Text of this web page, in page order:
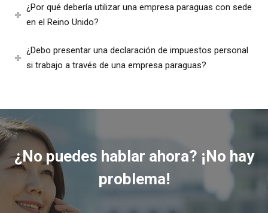
¿Por qué debería utilizar una empresa paraguas con sede
en el Reino Unido?
¿Debo presentar una declaración de impuestos personal
si trabajo a través de una empresa paraguas?
¿No puedes hablar ahora? ¡No hay
problema!